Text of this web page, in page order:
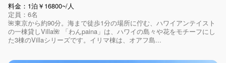
料金：1泊￥16800~/人
定員：6名
🌺東京から約90分。海まで徒歩1分の場所に佇む、ハワイアンテイスト
の一棟貸しVilla🌺 「わんpaina」は、ハワイの島々や花をモチーフにし
た3棟のVillaシリーズです。イリマ棟は、オアフ島...